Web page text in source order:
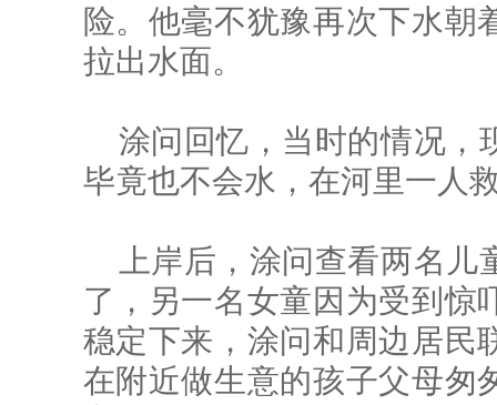
险。他毫不犹豫再次下水朝
拉出水面。
涂问回忆，当时的情况，
毕竟也不会水，在河里一人
上岸后，涂问查看两名
了，另一名女童因为受到惊
稳定下来，涂问和周边居民
在附近做生意的孩子父母匆